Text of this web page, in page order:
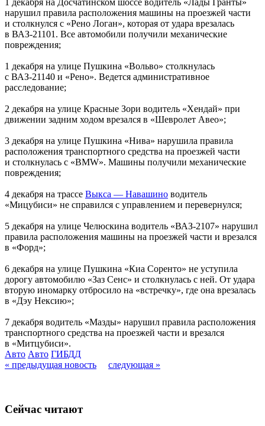
1 декабря на Досчатинском шоссе водитель «Лады Гранты»
нарушил правила расположения машины на проезжей части
и столкнулся с «Рено Логан», которая от удара врезалась
в ВАЗ-21101. Все автомобили получили механические
повреждения;
1 декабря на улице Пушкина «Вольво» столкнулась
с ВАЗ-21140 и «Рено». Ведется административное
расследование;
2 декабря на улице Красные Зори водитель «Хендай» при
движении задним ходом врезался в «Шевролет Авео»;
3 декабря на улице Пушкина «Нива» нарушила правила
расположения транспортного средства на проезжей части
и столкнулась с «BMW». Машины получили механические
повреждения;
4 декабря на трассе Выкса — Навашино водитель
«Мицубиси» не справился с управлением и перевернулся;
5 декабря на улице Челюскина водитель «ВАЗ-2107» нарушил
правила расположения машины на проезжей части и врезался
в «Форд»;
6 декабря на улице Пушкина «Киа Соренто» не уступила
дорогу автомобилю «Заз Сенс» и столкнулась с ней. От удара
вторую иномарку отбросило на «встречку», где она врезалась
в «Дэу Нексию»;
7 декабря водитель «Мазды» нарушил правила расположения
транспортного средства на проезжей части и врезался
в «Митцубиси».
Авто Авто ГИБДД
« предыдущая новость
следующая »
Сейчас читают